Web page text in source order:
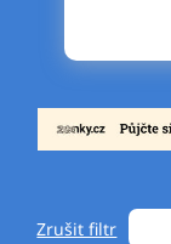
Zrušit filtr